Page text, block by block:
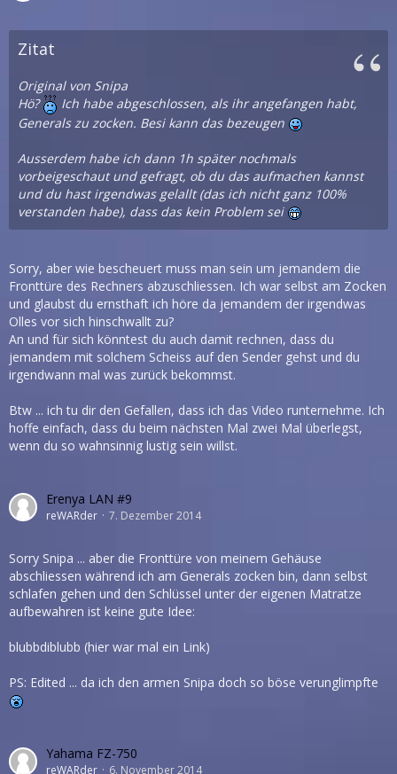
Zitat
Original von Snipa
Hö?
Ich habe abgeschlossen, als ihr angefangen habt,
Generals zu zocken. Besi kann das bezeugen
Ausserdem habe ich dann 1h später nochmals
vorbeigeschaut und gefragt, ob du das aufmachen kannst
und du hast irgendwas gelallt (das ich nicht ganz 100%
verstanden habe), dass das kein Problem sei
Sorry, aber wie bescheuert muss man sein um jemandem die
Fronttüre des Rechners abzuschliessen. Ich war selbst am Zocken
und glaubst du ernsthaft ich höre da jemandem der irgendwas
Olles vor sich hinschwallt zu?
An und für sich könntest du auch damit rechnen, dass du
jemandem mit solchem Scheiss auf den Sender gehst und du
irgendwann mal was zurück bekommst.
Btw ... ich tu dir den Gefallen, dass ich das Video runternehme. Ich
hoffe einfach, dass du beim nächsten Mal zwei Mal überlegst,
wenn du so wahnsinnig lustig sein willst.
Erenya LAN #9
reWARder 7. Dezember 2014
Sorry Snipa ... aber die Fronttüre von meinem Gehäuse
abschliessen während ich am Generals zocken bin, dann selbst
schlafen gehen und den Schlüssel unter der eigenen Matratze
aufbewahren ist keine gute Idee:
blubbdiblubb (hier war mal ein Link)
PS: Edited ... da ich den armen Snipa doch so böse verunglimpfte
Yahama FZ-750
reWARder 6. November 2014